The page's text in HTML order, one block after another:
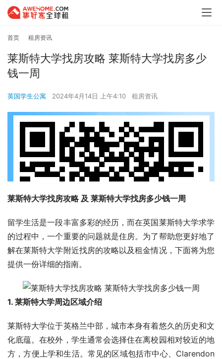
首页 租房资讯
莱斯特大学找房攻略 莱斯特大学找房多少
钱一周
英国学生公寓 2024年4月14日 上午4:10 租房资讯
莱斯特大学找房攻略 及 莱斯特大学找房多少钱一周
留学生活是一段丰富多彩的经历，而在英国莱斯特大学求学
的过程中，一个重要的问题就是住房。为了帮助您更好地了
解在莱斯特大学附近找房的攻略以及租金情况，下面将为您
提供一份详细的指南。
1. 莱斯特大学周边区域介绍
莱斯特大学位于英格兰中部，城市本身有着悠久的历史和文
化底蕴。在校外，学生通常会选择住在离校园相对较近的地
方，方便上学和生活。常见的区域包括市中心、Clarendon